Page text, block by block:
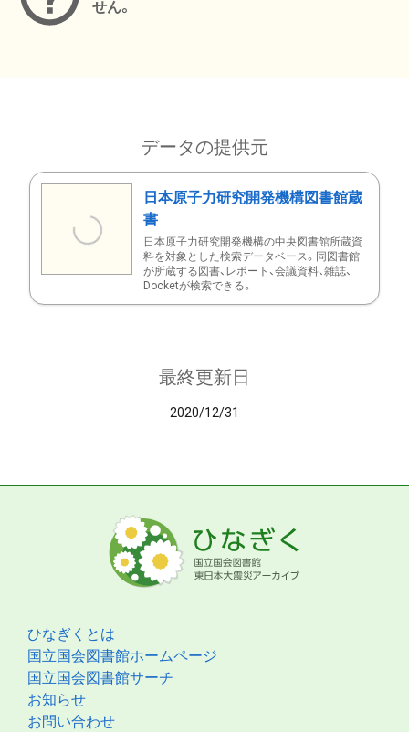
せん。
データの提供元
日本原子力研究開発機構図書館蔵
書
日本原子力研究開発機構の中央図書館所蔵資
料を対象とした検索データベース。同図書館
が所蔵する図書、レポート、会議資料、雑誌、
Docketが検索できる。
最終更新日
2020/12/31
ひなぎくとは
国立国会図書館ホームページ
国立国会図書館サーチ
お知らせ
お問い合わせ